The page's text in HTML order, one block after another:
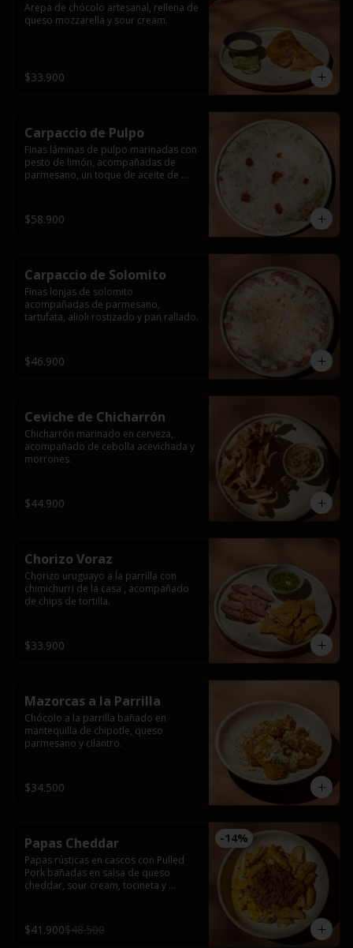
Arepa de chócolo artesanal, rellena de
queso mozzarella y sour cream.
$33.900
Carpaccio de Pulpo
Finas láminas de pulpo marinadas con
pesto de limón, acompañadas de
parmesano, un toque de aceite de
$58.900
Carpaccio de Solomito
Finas lonjas de solomito
acompañadas de parmesano,
tartufata, alioli rostizado y pan rallado.
$46.900
Ceviche de Chicharrón
Chicharrón marinado en cerveza,
acompañado de cebolla acevichada y
morrones.
$44.900
Chorizo Voraz
Chorizo uruguayo a la parrilla con
chimichurri de la casa , acompañado
de chips de tortilla.
$33.900
Mazorcas a la Parrilla
Chócolo a la parrilla bañado en
mantequilla de chipotle, queso
parmesano y cilantro.
$34.500
-14%
Papas Cheddar
Papas rústicas en cascos con Pulled
Pork bañadas en salsa de queso
cheddar, sour cream, tocineta y
$41.900$48.500